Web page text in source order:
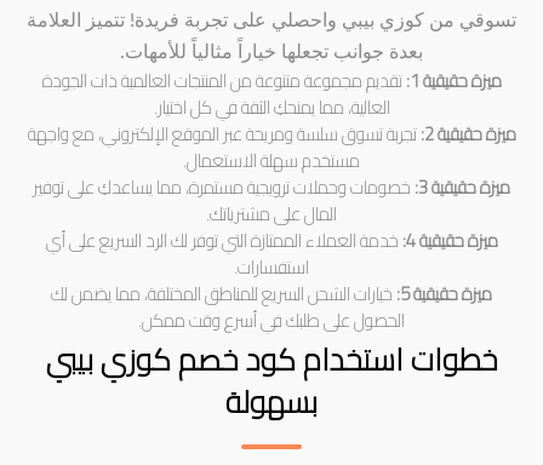
تسوقي من كوزي بيبي واحصلي على تجربة فريدة! تتميز العلامة
بعدة جوانب تجعلها خياراً مثالياً للأمهات.
ميزة حقيقية 1: تقديم مجموعة متنوعة من المنتجات العالمية ذات الجودة
العالية، مما يمنحكِ الثقة في كل اختيار.
ميزة حقيقية 2: تجربة تسوق سلسة ومريحة عبر الموقع الإلكتروني، مع واجهة
مستخدم سهلة الاستعمال.
ميزة حقيقية 3: خصومات وحملات ترويجية مستمرة، مما يساعدكِ على توفير
المال على مشترياتك.
ميزة حقيقية 4: خدمة العملاء الممتازة التي توفر لك الرد السريع على أي
استفسارات.
ميزة حقيقية 5: خيارات الشحن السريع للمناطق المختلفة، مما يضمن لك
الحصول على طلبك في أسرع وقت ممكن.
خطوات استخدام كود خصم كوزي بيبي
بسهولة